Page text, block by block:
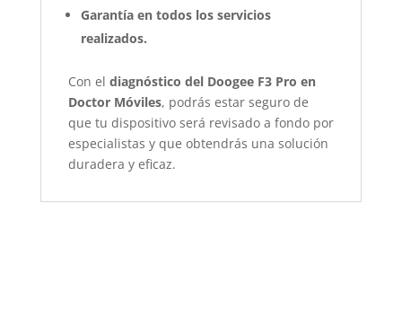
Garantía en todos los servicios
realizados.
Con el diagnóstico del Doogee F3 Pro en
Doctor Móviles, podrás estar seguro de
que tu dispositivo será revisado a fondo por
especialistas y que obtendrás una solución
duradera y eficaz.